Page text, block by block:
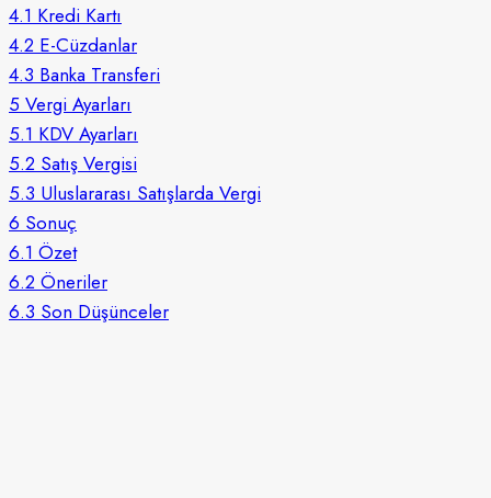
4.1 Kredi Kartı
4.2 E-Cüzdanlar
4.3 Banka Transferi
5 Vergi Ayarları
5.1 KDV Ayarları
5.2 Satış Vergisi
5.3 Uluslararası Satışlarda Vergi
6 Sonuç
6.1 Özet
6.2 Öneriler
6.3 Son Düşünceler